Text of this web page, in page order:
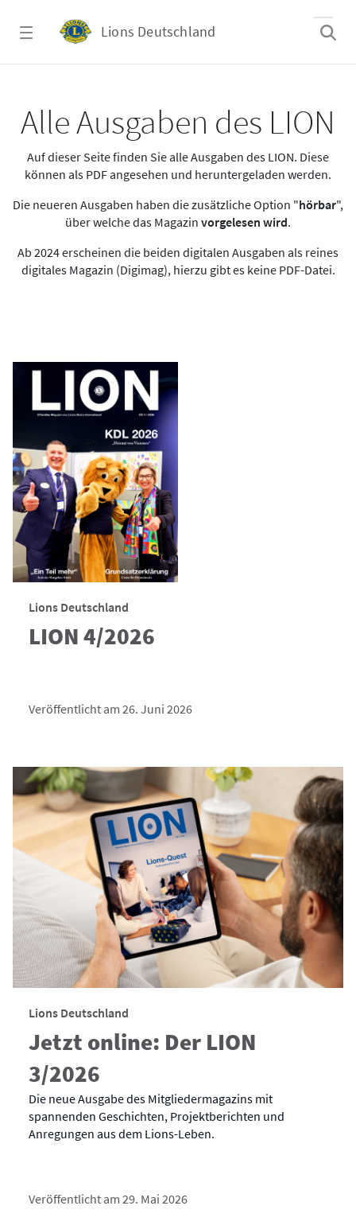
Lions Deutschland
Alle Ausgaben des LION
Auf dieser Seite finden Sie alle Ausgaben des LION. Diese
können als PDF angesehen und heruntergeladen werden.
Die neueren Ausgaben haben die zusätzliche Option "hörbar",
über welche das Magazin vorgelesen wird.
Ab 2024 erscheinen die beiden digitalen Ausgaben als reines
digitales Magazin (Digimag), hierzu gibt es keine PDF-Datei.
Lions Deutschland
LION 4/2026
Veröffentlicht am 26. Juni 2026
Lions Deutschland
Jetzt online: Der LION
3/2026
Die neue Ausgabe des Mitgliedermagazins mit
spannenden Geschichten, Projektberichten und
Anregungen aus dem Lions-Leben.
Veröffentlicht am 29. Mai 2026